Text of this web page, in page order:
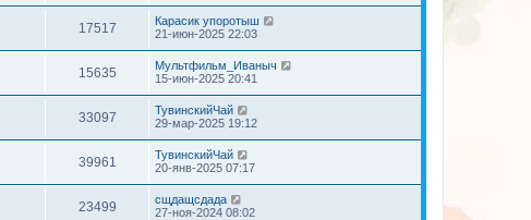
17517
Карасик упоротыш
21-июн-2025 22:03
15635
Мультфильм_Иваныч
15-июн-2025 20:41
33097
ТувинскийЧай
29-мар-2025 19:12
39961
ТувинскийЧай
20-янв-2025 07:17
23499
сщдащсдада
27-ноя-2024 08:02